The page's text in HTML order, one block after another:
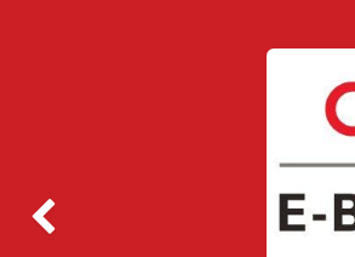
Vorige